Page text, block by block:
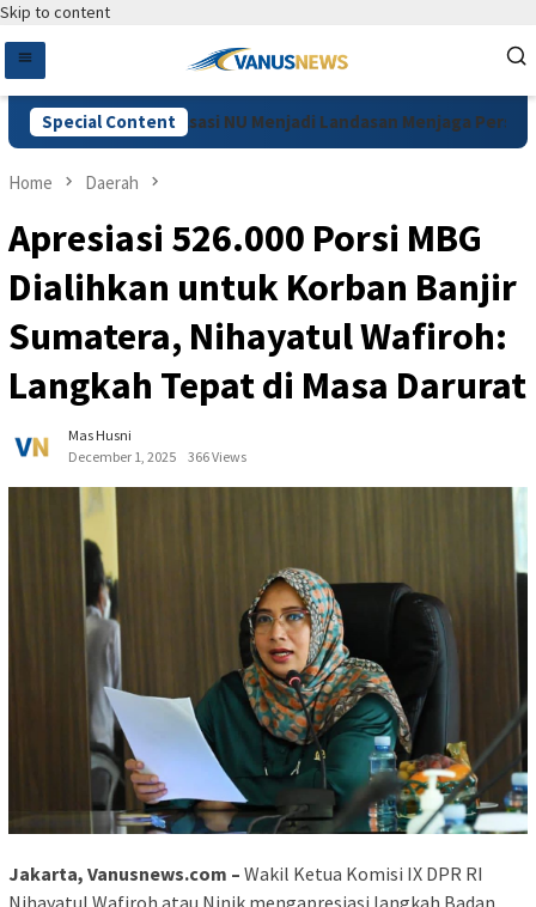
Skip to content
Special Content
Muzani: Qanun Asasi NU Menjadi Landasan Menjaga Persatuan
Home Daerah
Apresiasi 526.000 Porsi MBG
Dialihkan untuk Korban Banjir
Sumatera, Nihayatul Wafiroh:
Langkah Tepat di Masa Darurat
Mas Husni
December 1, 2025
366 Views
Jakarta, Vanusnews.com – Wakil Ketua Komisi IX DPR RI
Nihayatul Wafiroh atau Ninik mengapresiasi langkah Badan